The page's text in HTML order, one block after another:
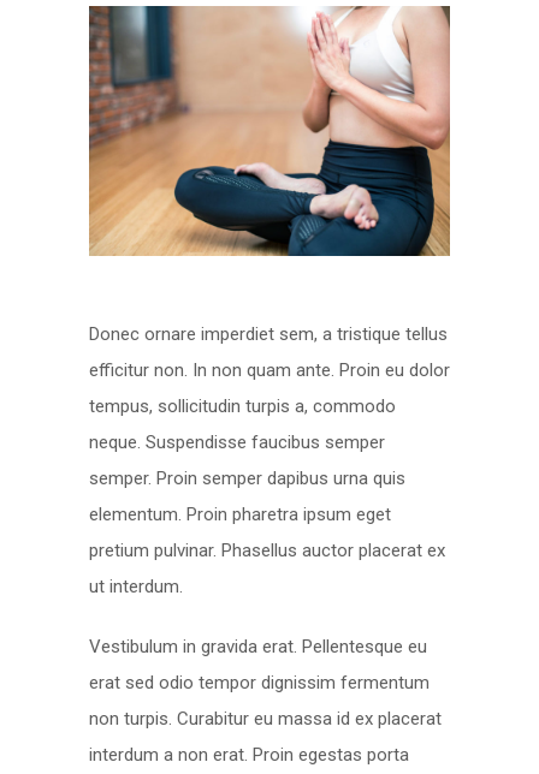
Donec ornare imperdiet sem, a tristique tellus
efficitur non. In non quam ante. Proin eu dolor
tempus, sollicitudin turpis a, commodo
neque. Suspendisse faucibus semper
semper. Proin semper dapibus urna quis
elementum. Proin pharetra ipsum eget
pretium pulvinar. Phasellus auctor placerat ex
ut interdum.
Vestibulum in gravida erat. Pellentesque eu
erat sed odio tempor dignissim fermentum
non turpis. Curabitur eu massa id ex placerat
interdum a non erat. Proin egestas porta